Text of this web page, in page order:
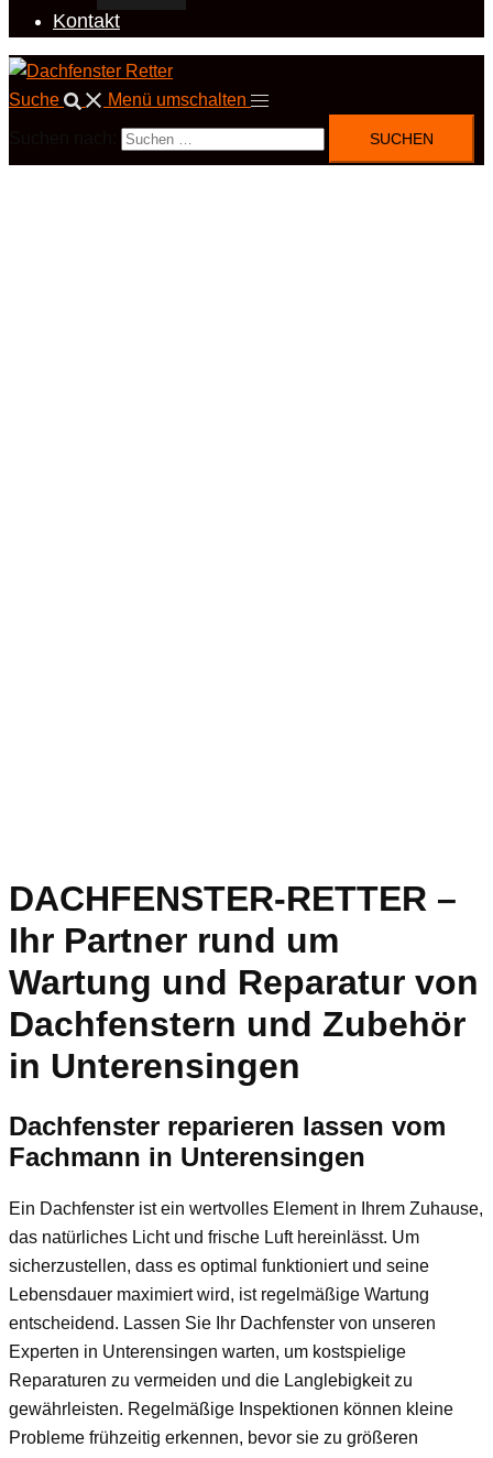
Kontakt
Suche Menü umschalten
DACHFENSTER-RETTER –
Ihr Partner rund um
Wartung und Reparatur von
Dachfenstern und Zubehör
in Unterensingen
Dachfenster reparieren lassen vom
Fachmann in Unterensingen
Ein Dachfenster ist ein wertvolles Element in Ihrem Zuhause,
das natürliches Licht und frische Luft hereinlässt. Um
sicherzustellen, dass es optimal funktioniert und seine
Lebensdauer maximiert wird, ist regelmäßige Wartung
entscheidend. Lassen Sie Ihr Dachfenster von unseren
Experten in Unterensingen warten, um kostspielige
Reparaturen zu vermeiden und die Langlebigkeit zu
gewährleisten. Regelmäßige Inspektionen können kleine
Probleme frühzeitig erkennen, bevor sie zu größeren